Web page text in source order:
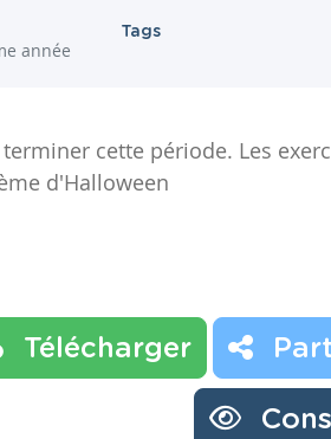
année
Tags
cette période. Les
d'Halloween
Télécharger